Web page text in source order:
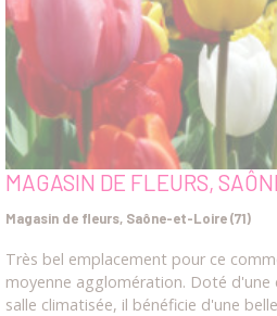
MAGASIN DE FLEURS,
Magasin de fleurs, Saône-et-Loire (71)
Très bel emplacement pour ce
moyenne agglomération. Doté
salle climatisée, il bénéficie d'une